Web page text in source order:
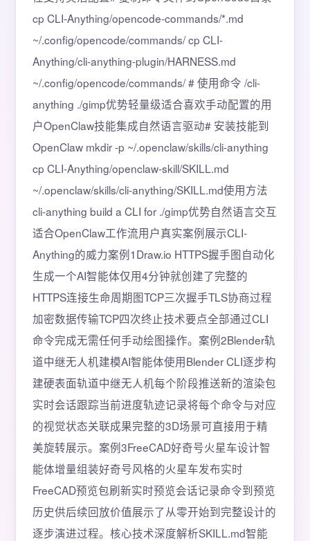
cp CLI-Anything/opencode-commands/*.md
~/.config/opencode/commands/ cp CLI-
Anything/cli-anything-plugin/HARNESS.md
~/.config/opencode/commands/ # 使用命令 /cli-
anything ./gimp优势轻量级适合喜欢手动配置的用
户OpenClaw技能集成自然语言驱动# 安装技能到
OpenClaw mkdir -p ~/.openclaw/skills/cli-anything
cp CLI-Anything/openclaw-skill/SKILL.md
~/.openclaw/skills/cli-anything/SKILL.md使用方法
cli-anything build a CLI for ./gimp优势自然语言交互
适合OpenClaw工作流用户真实案例展示CLI-
Anything的威力案例1Draw.io HTTPS握手图自动化
生成一个AI智能体仅用4分钟就创建了完整的
HTTPS连接生命周期图TCP三次握手TLS协商过程
加密数据传输TCP四次终止技术要点全部通过CLI
命令完成无需任何手动绘图操作。案例2Blender轨
道中继无人机建模AI智能体使用Blender CLI逐步构
建硬表面轨道中继无人机每个阶段推送新的渲染包
实时会话跟踪当前进度轨迹记录将每个命令与对应
的视觉状态关联成果完整的3D场景可直接用于精
美旋转展示。案例3FreeCAD好奇号火星车设计智
能体增量组装好奇号风格的火星车发布实时
FreeCAD预览包刷新实时预览会话记录命令到预览
历史供后续回放价值展示了从零开始到完整设计的
逐步演进过程。核心技术深度解析SKILL.md智能